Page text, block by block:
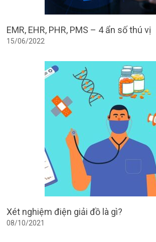
EMR, EHR, PHR, PMS – 4 ẩn số thú vị
15/06/2022
Xét nghiệm điện giải đồ là gì?
08/10/2021